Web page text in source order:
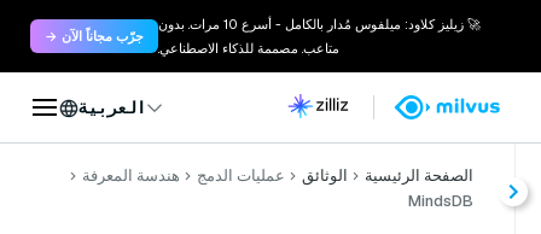
🚀 زيليز كلاود: ميلفوس مُدار بالكامل - أسرع 10 مرات. بدون
متاعب. مصممة للذكاء الاصطناعي.
جرّب مجاناً الآن →
العربية
الصفحة الرئيسية الوثائق عمليات الدمج
هندسة المعرفة
MindsDB